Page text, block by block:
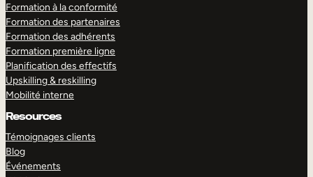
Formation à la conformité
Formation des partenaires
Formation des adhérents
Formation première ligne
Planification des effectifs
Upskilling & reskilling
Mobilité interne
Resources
Témoignages clients
Blog
Événements